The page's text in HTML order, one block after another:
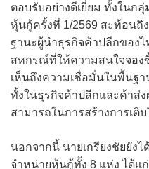
ตอบรับอย่างดีเยี่ยม ทั้งในก
หุ้นกู้ครั้งที่ 1/2569 สะท้อนถึ
ฐานะผู้นำธุรกิจค้าปลีกของ
สหกรณ์ที่ให้ความสนใจจอง
เห็นถึงความเชื่อมั่นในพื้นฐ
ทั้งในธุรกิจค้าปลีกและค้าส่
สามารถในการสร้างการเติ
นอกจากนี้ นายเกรียงชัยยัง
จำหน่ายหุ้นกู้ทั้ง 8 แห่ง ได้แ